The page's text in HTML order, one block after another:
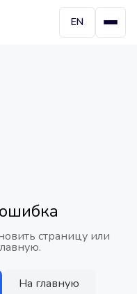
EN
страницу или
На главную